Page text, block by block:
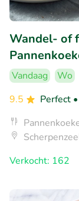
Wandel- of
Vandaag Wo
9.5
Perfect
Verkocht: 162